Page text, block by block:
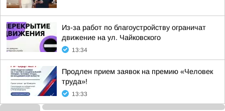
Из-за работ по благоустройству ограничат
движение на ул. Чайковского
13:34
Продлен прием заявок на премию «Человек
труда»!
13:33